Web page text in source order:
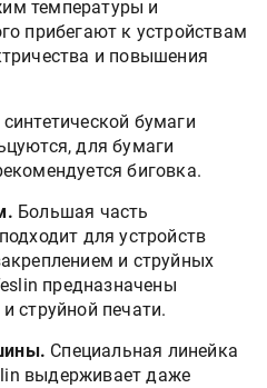
температуры и
прибегают к устройствам
и повышения
бумаги
для бумаги
биговка.
Большая часть
для устройств
и струйных
предназначены
струйной печати.
Специальная линейка
выдерживает даже